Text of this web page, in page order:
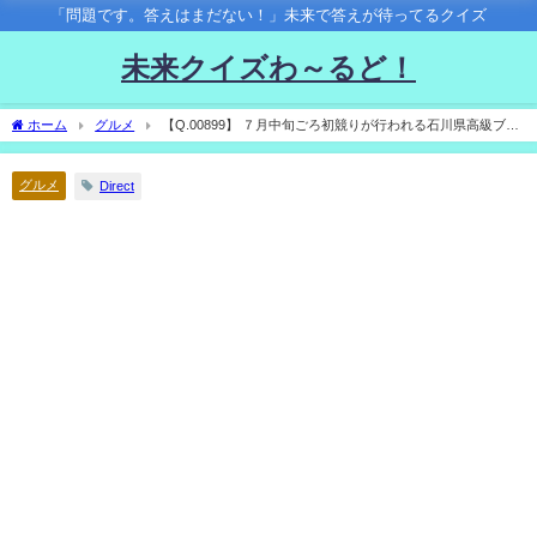
「問題です。答えはまだない！」未来で答えが待ってるクイズ
未来クイズわ～るど！
ホーム グルメ
【Q.00899】 ７月中旬ごろ初競りが行われる石川県高級ブド
ウ「ルビーロマン」。 初競りの最高値は？
グルメ Direct